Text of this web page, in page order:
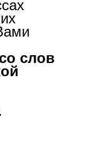
слов